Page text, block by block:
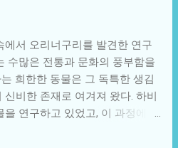
것이 돌아오는 방식은 항상 긍
인 관광객들에게는 흥미로운 요
방문객들이 부산 돼지국밥을 처
부터 매료된다. 진한 국물에서 보
와 함께 푸짐한 쌀밥이 나오는
기에 충분하다. 또, 소주 한 잔과
운 맛의 향연은 그야말로 새로
에서 오리너구리를 발견한 연구
수많은 전통과 문화의 풍부함을
희한한 동물은 그 독특한 생김
비한 존재로 여겨져 왔다. 하비
연구하고 있었고, 이 과정에서